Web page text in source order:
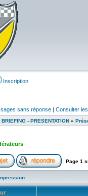
Inscription
sans réponse | Consulter
BRIEFING - PRESENTATION »
Page 1